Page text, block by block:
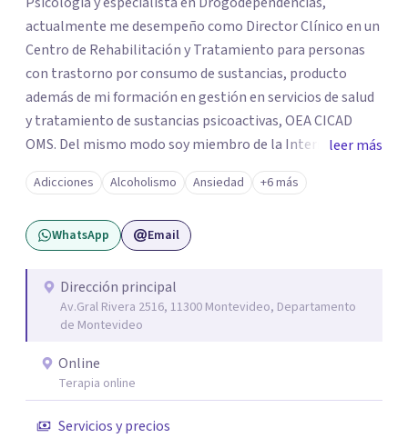
actualmente me desempeño como Director Clínico en un
Centro de Rehabilitación y Tratamiento para personas
con trastorno por consumo de sustancias, producto
además de mi formación en gestión en servicios de salud
y tratamiento de sustancias psicoactivas, OEA CICAD
OMS. Del mismo modo soy miembro de la International
Society of sustance use professional (ISSUP) *Licenciado
en Psicólogia *Diploma en gestión de servicios de salud
*Posgraduado especialista en Drogodependencias
*Diploma en gestión de Proyectos *Diploma en terapia
en adicciones *Currículum universal de tratamiento de
adición OEA , CICAD, UNAM.
leer más
Adicciones Alcoholismo Ansiedad +6 más
WhatsApp Email
Dirección principal
Av.Gral Rivera 2516, 11300 Montevideo, Departamento
de Montevideo
Online
Terapia online
Servicios y precios